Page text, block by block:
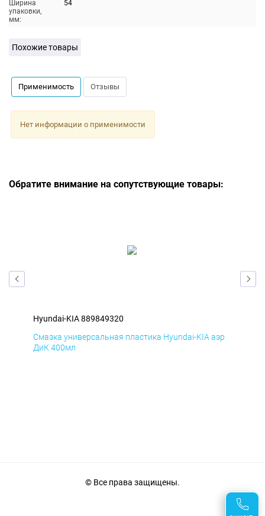
Ширина
упаковки,
мм:
54
Похожие товары
Применимость Отзывы
Нет информации о применимости
Обратите внимание на сопутствующие товары:
Hyundai-KIA 889849320
Смазка универсальная пластика Hyundai-KIA аэр
ДиК 400мл
© Все права защищены.